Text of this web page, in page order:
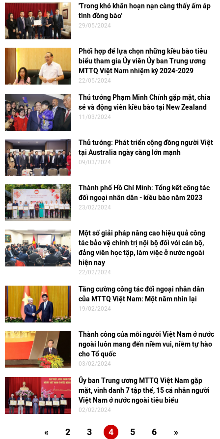
'Trong khó khăn hoạn nạn càng thấy ấm áp
tình đồng bào'
29/05/2024
Phối hợp để lựa chọn những kiều bào tiêu
biểu tham gia Ủy viên Ủy ban Trung ương
MTTQ Việt Nam nhiệm kỳ 2024-2029
22/05/2024
Thủ tướng Phạm Minh Chính gặp mặt, chia
sẻ và động viên kiều bào tại New Zealand
11/03/2024
Thủ tướng: Phát triển cộng đồng người Việt
tại Australia ngày càng lớn mạnh
09/03/2024
Thành phố Hồ Chí Minh: Tổng kết công tác
đối ngoại nhân dân - kiều bào năm 2023
23/02/2024
Một số giải pháp nâng cao hiệu quả công
tác bảo vệ chính trị nội bộ đối với cán bộ,
đảng viên học tập, làm việc ở nước ngoài
hiện nay
22/02/2024
Tăng cường công tác đối ngoại nhân dân
của MTTQ Việt Nam: Một năm nhìn lại
19/02/2024
Thành công của mỗi người Việt Nam ở nước
ngoài luôn mang đến niềm vui, niềm tự hào
cho Tổ quốc
03/02/2024
Ủy ban Trung ương MTTQ Việt Nam gặp
mặt, vinh danh 7 tập thể, 15 cá nhân người
Việt Nam ở nước ngoài tiêu biểu
02/02/2024
« 2 3 4 5 6 »